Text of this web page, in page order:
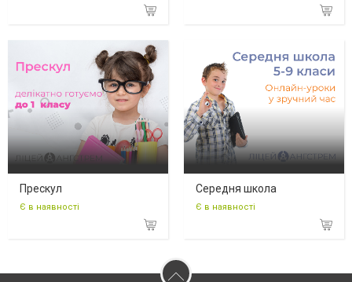
Прескул
Є в наявності
Середня школа
Є в наявності